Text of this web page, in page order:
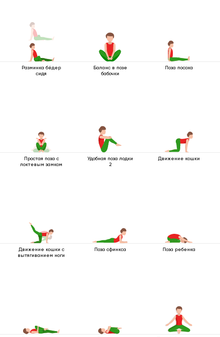
Разминка бёдер
сидя
Баланс в позе
бабочки
Поза посоха
Простая поза с
локтевым замком
Удобная поза лодки
2
Движение кошки
Движение кошки с
вытягиванием ноги
Поза сфинкса Поза ребенка